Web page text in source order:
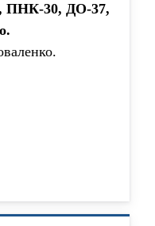
ПНК-30, ДО-37,